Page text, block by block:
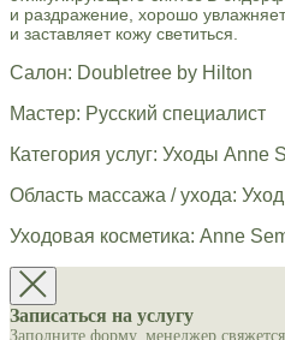
и раздражение, хорошо
и заставляет кожу светиться.
Салон: Doubletree by Hilton
Мастер: Русский специалист
Категория услуг: Уходы Anne
Область массажа / ухода:
Уходовая косметика: Anne
Записаться на услугу
Заполните форму, менеджер свяжется